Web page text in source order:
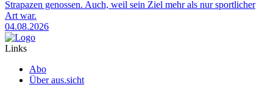
Strapazen genossen. Auch, weil sein Ziel mehr als nur sportlicher
Art war.
04.08.2026
Links
Abo
Über aus.sicht